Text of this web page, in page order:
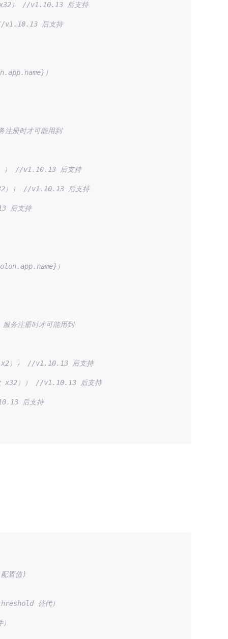
x32） //v1.10.13 后支持
//v1.10.13 后支持
）
册时才可能用到
）） //v1.10.13 后支持
）） //v1.10.13 后支持
后支持
）
注册时才可能用到
x2）） //v1.10.13 后支持
x32）） //v1.10.13 后支持
后支持
置值)
替代）